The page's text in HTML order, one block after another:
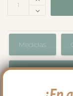
Medidas
Envíos y